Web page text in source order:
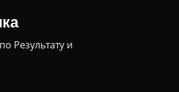
Результату и